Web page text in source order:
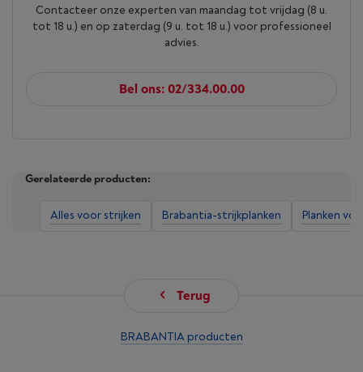
Contacteer onze experten van maandag tot vrijdag (8 u.
tot 18 u.) en op zaterdag (9 u. tot 18 u.) voor professioneel
advies.
Bel ons: 02/334.00.00
Gerelateerde producten:
Alles voor strijken Brabantia-strijkplanken Planken
Terug
BRABANTIA producten